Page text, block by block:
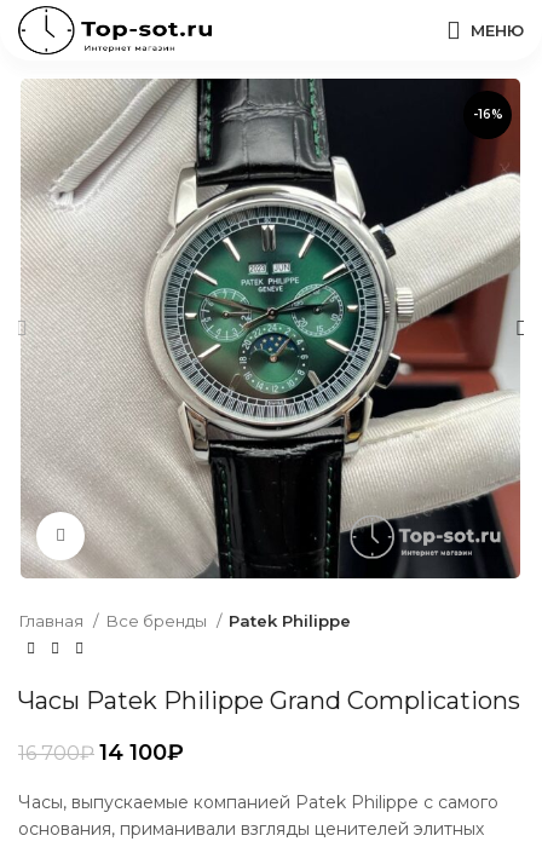
МЕНЮ
-16%
Нажмите, чтобы увеличить
Главная Все бренды Patek Philippe
Часы Patek Philippe Grand Complications
16 700₽ 14 100₽
Часы, выпускаемые компанией Patek Philippe с самого
основания, приманивали взгляды ценителей элитных